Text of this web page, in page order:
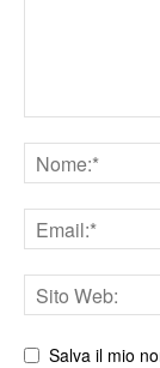
Nome
Email
Sito
web
Salva il mio